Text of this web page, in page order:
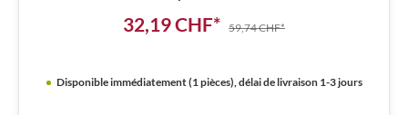
32,19 CHF* 59,74 CHF*
Disponible immédiatement (1 pièces), délai de livraison 1-3 jours